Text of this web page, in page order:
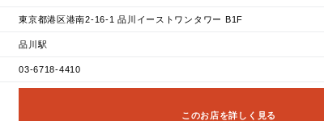
東京都港区港南2-16-1 品川イーストワンタワー B1F
品川駅
03-6718-4410
このお店を詳しく見る